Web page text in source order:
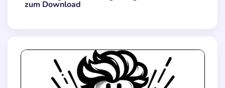
zum Download